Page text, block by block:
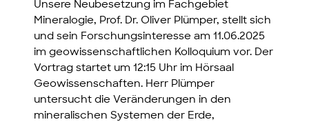
Unsere Neubesetzung im Fachgebiet
Mineralogie, Prof. Dr. Oliver Plümper, stellt sich
und sein Forschungsinteresse am 11.06.2025
im geowissenschaftlichen Kolloquium vor. Der
Vortrag startet um 12:15 Uhr im Hörsaal
Geowissenschaften. Herr Plümper
untersucht die Veränderungen in den
mineralischen Systemen der Erde,